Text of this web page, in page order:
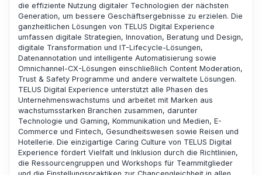
die effiziente Nutzung digitaler Technologien der nächsten
Generation, um bessere Geschäftsergebnisse zu erzielen. Die
ganzheitlichen Lösungen von TELUS Digital Experience
umfassen digitale Strategien, Innovation, Beratung und Design,
digitale Transformation und IT-Lifecycle-Lösungen,
Datenannotation und intelligente Automatisierung sowie
Omnichannel-CX-Lösungen einschließlich Content Moderation,
Trust & Safety Programme und andere verwaltete Lösungen.
TELUS Digital Experience unterstützt alle Phasen des
Unternehmenswachstums und arbeitet mit Marken aus
wachstumsstarken Branchen zusammen, darunter
Technologie und Gaming, Kommunikation und Medien, E-
Commerce und Fintech, Gesundheitswesen sowie Reisen und
Hotellerie. Die einzigartige Caring Culture von TELUS Digital
Experience fördert Vielfalt und Inklusion durch die Richtlinien,
die Ressourcengruppen und Workshops für Teammitglieder